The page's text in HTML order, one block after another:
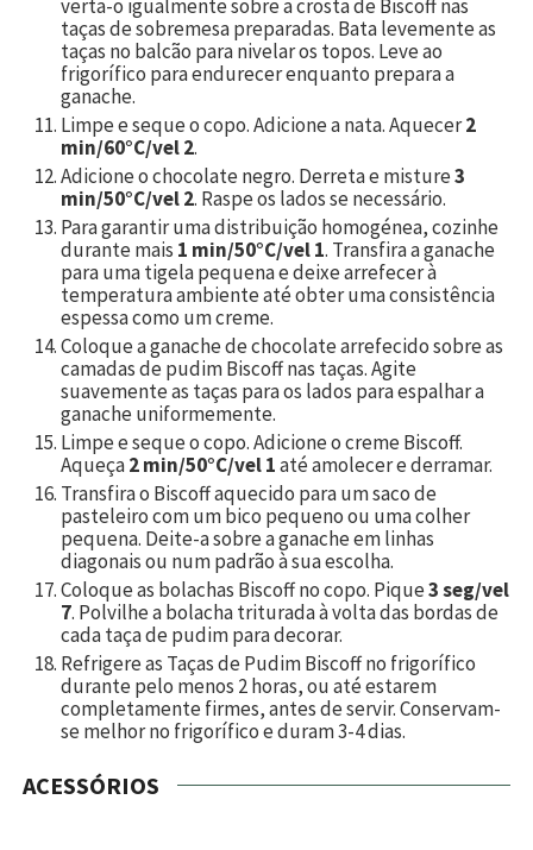
verta-o igualmente sobre a crosta de Biscoff nas
taças de sobremesa preparadas. Bata levemente as
taças no balcão para nivelar os topos. Leve ao
frigorífico para endurecer enquanto prepara a
ganache.
Limpe e seque o copo. Adicione a nata. Aquecer2
min/60°C/vel 2.
Adicione o chocolate negro. Derreta e misture3
min/50°C/vel 2. Raspe os lados se necessário.
Para garantir uma distribuição homogénea, cozinhe
durante mais 1 min/50°C/vel 1. Transfira a ganache
para uma tigela pequena e deixe arrefecer à
temperatura ambiente até obter uma consistência
espessa como um creme.
Coloque a ganache de chocolate arrefecido sobre as
camadas de pudim Biscoff nas taças. Agite
suavemente as taças para os lados para espalhar a
ganache uniformemente.
Limpe e seque o copo. Adicione o creme Biscoff.
Aqueça2 min/50°C/vel 1até amolecer e derramar.
Transfira o Biscoff aquecido para um saco de
pasteleiro com um bico pequeno ou uma colher
pequena. Deite-a sobre a ganache em linhas
diagonais ou num padrão à sua escolha.
Coloque as bolachas Biscoff no copo. Pique3 seg/vel
7. Polvilhe a bolacha triturada à volta das bordas de
cada taça de pudim para decorar.
Refrigere as Taças de Pudim Biscoff no frigorífico
durante pelo menos 2 horas, ou até estarem
completamente firmes, antes de servir. Conservam-
se melhor no frigorífico e duram 3-4 dias.
ACESSÓRIOS